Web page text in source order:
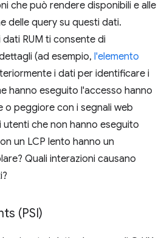
che può rendere disponibili e alle
delle query su questi dati.
RUM ti consente di
(ad esempio, l'elemento
i dati per identificare i
hanno eseguito l'accesso hanno
o peggiore con i segnali web
utenti che non hanno eseguito
un LCP lento hanno un
Quali interazioni causano
(PSI)